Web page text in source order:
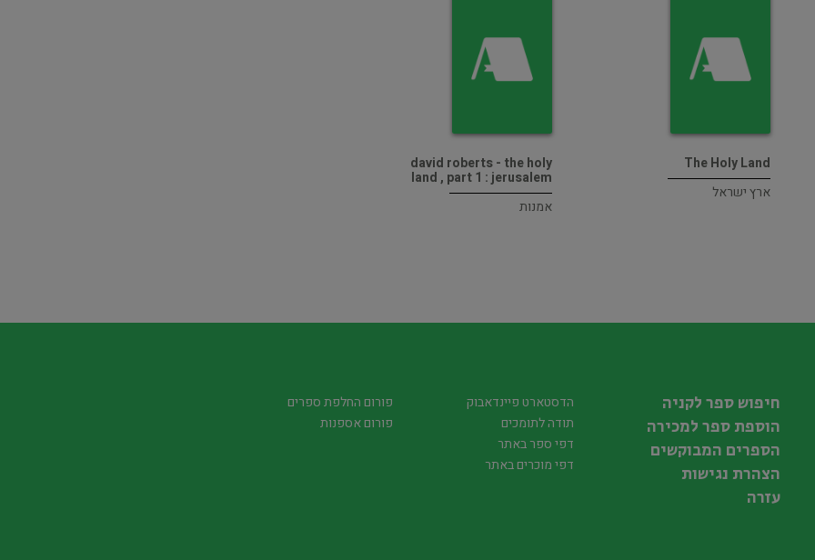
The Holy Land
ארץ ישראל
david roberts - the holy
land , part 1 : jerusalem
אמנות
חיפוש ספר לקניה
הוספת ספר למכירה
הספרים המבוקשים
הצהרת נגישות
עזרה
הדסטארט פיינדאבוק
תודה לתומכים
דפי ספר באתר
דפי מוכרים באתר
פורום החלפת ספרים
פורום אספנות